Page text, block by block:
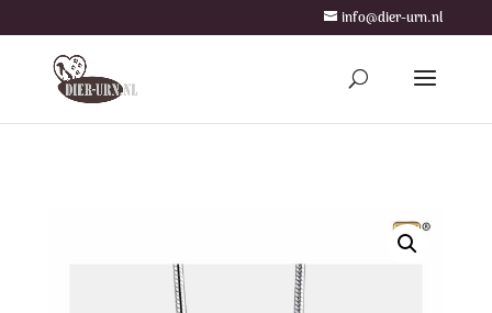
info@dier-urn.nl